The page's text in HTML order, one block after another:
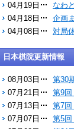
04月19日
なわ
04月18日
企画
04月08日
対局
日本棋院更新情報
08月03日
第30
07月21日
第9
07月13日
第7
07月07日
第5